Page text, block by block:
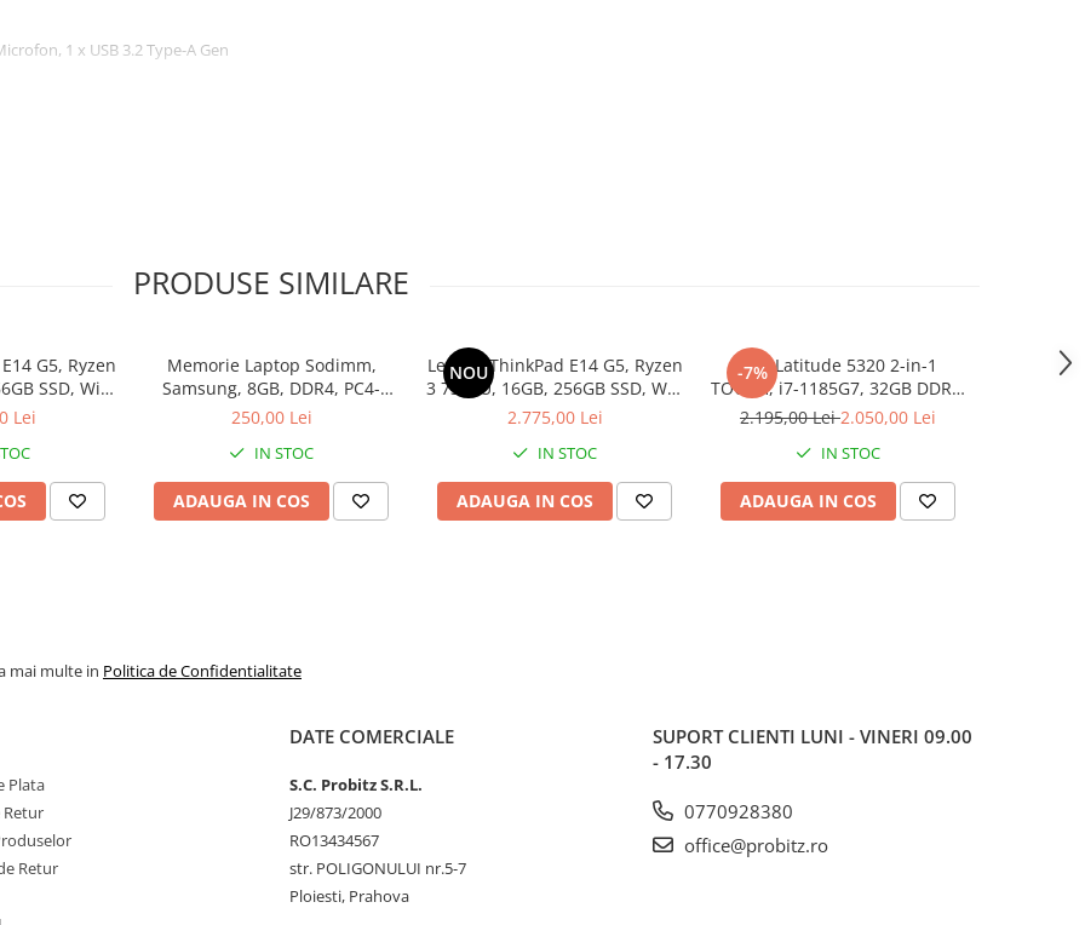
1 x USB 3.2 Type-A Gen
PRODUSE SIMILARE
G5, Ryzen
SSD, Win
Lei
Memorie Laptop Sodimm,
Samsung, 8GB, DDR4, PC4-
2400, bulk
250,00 Lei
IN STOC
ADAUGA IN COS
NOU
Lenovo ThinkPad E14 G5, Ryzen
3 7330U, 16GB, 256GB SSD, Win
11 Pro
2.775,00 Lei
IN STOC
ADAUGA IN COS
-7%
Dell Latitude 5320 2-in-1
TOUCH, i7-1185G7, 32GB DDR4,
512GB SSD, Win 11 Pro
2.195,00 Lei2.050,00 Lei
IN STOC
ADAUGA IN COS
Memorie
mai multe in Politica de Confidentialitate
Plata
Retur
Retur
DATE COMERCIALE
S.C. Probitz S.R.L.
J29/873/2000
RO13434567
str. POLIGONULUI nr.5-7
Ploiesti, Prahova
SUPORT CLIENTI LUNI - VINERI 09.00
- 17.30
0770928380
office@probitz.ro